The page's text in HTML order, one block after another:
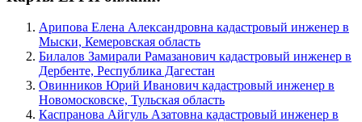
Арипова Елена Александровна кадастровый инженер в
Мыски, Кемеровская область
Билалов Замирали Рамазанович кадастровый инженер в
Дербенте, Республика Дагестан
Овинников Юрий Иванович кадастровый инженер в
Новомосковске, Тульская область
Каспранова Айгуль Азатовна кадастровый инженер в